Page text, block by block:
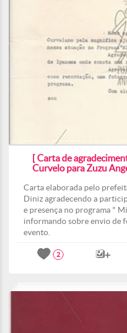
[ Carta de
Curvelo para Zuzu
Carta elaborada pelo
Diniz agradecendo a
e presença no programa "
informando sobre envio de
evento.
2